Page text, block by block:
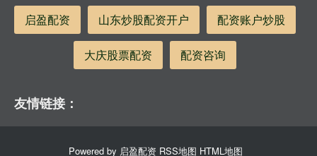
启盈配资 山东炒股配资开户 配资账户炒股
大庆股票配资 配资咨询
友情链接：
Powered by 启盈配资 RSS地图 HTML地图